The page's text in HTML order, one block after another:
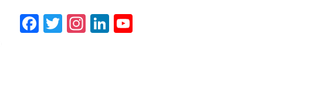
Facebook
Twitter
Instagram
LinkedIn